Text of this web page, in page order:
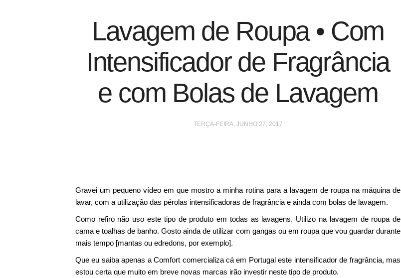
Lavagem de Roupa • Com
Intensificador de Fragrância
e com Bolas de Lavagem
TERÇA-FEIRA, JUNHO 27, 2017
Gravei um pequeno vídeo em que mostro a minha rotina para a lavagem de roupa na máquina de
lavar, com a utilização das pérolas intensificadoras de fragrância e ainda com bolas de lavagem.
Como refiro não uso este tipo de produto em todas as lavagens. Utilizo na lavagem de roupa de
cama e toalhas de banho. Gosto ainda de utilizar com gangas ou em roupa que vou guardar durante
mais tempo [mantas ou edredons, por exemplo].
Que eu saiba apenas a Comfort comercializa cá em Portugal este intensificador de fragrância, mas
estou certa que muito em breve novas marcas irão investir neste tipo de produto.